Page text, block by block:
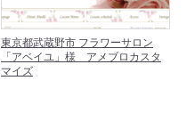
東京都武蔵野市 フラワーサロン
「アベイユ」様 アメブロカスタ
マイズ